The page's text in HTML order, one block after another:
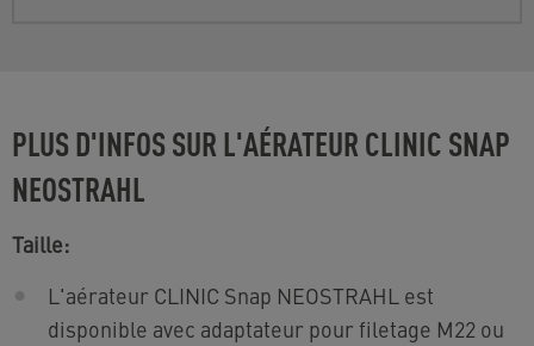
PLUS D'INFOS SUR L'AÉRATEUR CLINIC SNAP
NEOSTRAHL
Taille:
L'aérateur CLINIC Snap NEOSTRAHL est
disponible avec adaptateur pour filetage M22 ou